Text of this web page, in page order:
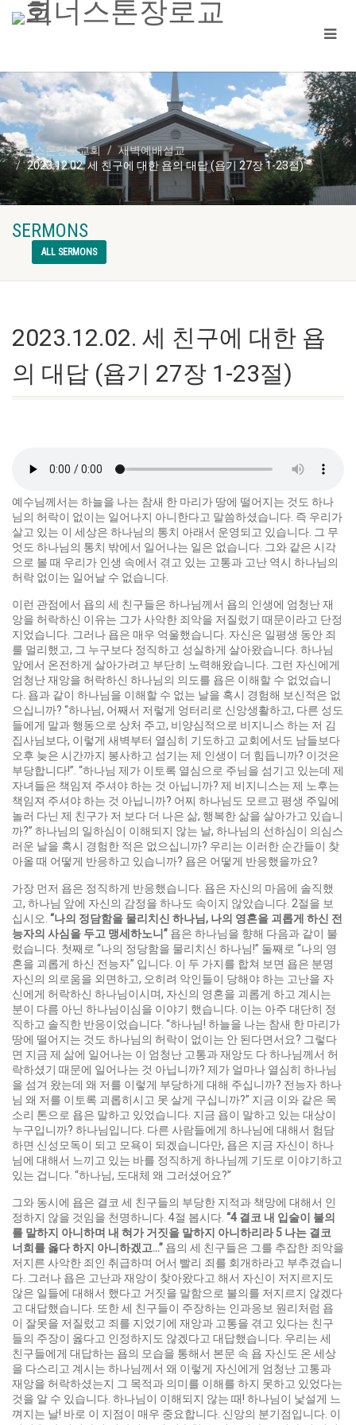
코너스톤장로교회
새벽예배설교
2023.12.02. 세 친구에 대한 욥의 대답 (욥기 27장 1-23절)
SERMONS
ALL SERMONS
2023.12.02. 세 친구에 대한 욥
의 대답 (욥기 27장 1-23절)
예수님께서는 하늘을 나는 참새 한 마리가 땅에 떨어지는 것도 하나
님의 허락이 없이는 일어나지 아니한다고 말씀하셨습니다. 즉 우리가
살고 있는 이 세상은 하나님의 통치 아래서 운영되고 있습니다. 그 무
엇도 하나님의 통치 밖에서 일어나는 일은 없습니다. 그와 같은 시각
으로 볼 때 우리가 인생 속에서 겪고 있는 고통과 고난 역시 하나님의
허락 없이는 일어날 수 없습니다.
이런 관점에서 욥의 세 친구들은 하나님께서 욥의 인생에 엄청난 재
앙을 허락하신 이유는 그가 사악한 죄악을 저질렀기 때문이라고 단정
지었습니다. 그러나 욥은 매우 억울했습니다. 자신은 일평생 동안 죄
를 멀리했고, 그 누구보다 정직하고 성실하게 살아왔습니다. 하나님
앞에서 온전하게 살아가려고 부단히 노력해왔습니다. 그런 자신에게
엄청난 재앙을 허락하신 하나님의 의도를 욥은 이해할 수 없었습니
다. 욥과 같이 하나님을 이해할 수 없는 날을 혹시 경험해 보신적은 없
으십니까? “하나님, 어째서 저렇게 엉터리로 신앙생활하고, 다른 성도
들에게 말과 행동으로 상처 주고, 비양심적으로 비지니스 하는 저 김
집사님보다, 이렇게 새벽부터 열심히 기도하고 교회에서도 남들보다
오후 늦은 시간까지 봉사하고 섬기는 제 인생이 더 힘듭니까? 이것은
부당합니다!”. “하나님 제가 이토록 열심으로 주님을 섬기고 있는데 제
자녀들은 책임져 주셔야 하는 것 아닙니까? 제 비지니스는 제 노후는
책임져 주셔야 하는 것 아닙니까? 어찌 하나님도 모르고 평생 주일에
놀러 다닌 제 친구가 저 보다 더 나은 삶, 행복한 삶을 살아가고 있습니
까?” 하나님의 일하심이 이해되지 않는 날, 하나님의 선하심이 의심스
러운 날을 혹시 경험한 적은 없으십니까? 우리는 이러한 순간들이 찾
아올 때 어떻게 반응하고 있습니까? 욥은 어떻게 반응했을까요?
가장 먼저 욥은 정직하게 반응했습니다. 욥은 자신의 마음에 솔직했
고, 하나님 앞에 자신의 감정을 하나도 속이지 않았습니다. 2절을 보
십시오. “나의 정담함을 물리치신 하나님, 나의 영혼을 괴롭게 하신 전
능자의 사심을 두고 맹세하노니 ” 욥은 하나님을 향해 다음과 같이 불
렀습니다. 첫째로 “나의 정당함을 물리치신 하나님!” 둘째로 “나의 영
혼을 괴롭게 하신 전능자” 입니다. 이 두 가지를 합쳐 보면 욥은 분명
자신의 의로움을 외면하고, 오히려 악인들이 당해야 하는 고난을 자
신에게 허락하신 하나님이시며, 자신의 영혼을 괴롭게 하고 계시는
분이 다름 아닌 하나님이심을 이야기 했습니다. 이는 아주 대단히 정
직하고 솔직한 반응이었습니다. “하나님! 하늘을 나는 참새 한 마리가
땅에 떨어지는 것도 하나님의 허락이 없이는 안 된다면서요? 그렇다
면 지금 제 삶에 일어나는 이 엄청난 고통과 재앙도 다 하나님께서 허
락하셨기 때문에 일어나는 것 아닙니까? 제가 얼마나 열심히 하나님
을 섬겨 왔는데 왜 저를 이렇게 부당하게 대해 주십니까? 전능자 하나
님 왜 저를 이토록 괴롭히시고 못 살게 구십니까?” 지금 이와 같은 목
소리 톤으로 욥은 말하고 있었습니다. 지금 욥이 말하고 있는 대상이
누구입니까? 하나님입니다. 다른 사람들에게 하나님에 대해서 험담
하면 신성모독이 되고 모욕이 되겠습니다만, 욥은 지금 자신이 하나
님에 대해서 느끼고 있는 바를 정직하게 하나님께 기도로 이야기하고
있는 겁니다. “하나님, 도대체 왜 그러셨어요?”
그와 동시에 욥은 결코 세 친구들의 부당한 지적과 책망에 대해서 인
정하지 않을 것임을 천명하니다. 4절 봅시다. “4 결코 내 입술이 불의
를 말하지 아니하며 내 혀가 거짓을 말하지 아니하리라5 나는 결코
너희를 옳다하지 아니하겠고…” 욥의 세 친구들은 그를 추잡한 죄악을
저지른 사악한 죄인 취급하며 어서 빨리 죄를 회개하라고 부추겼습니
다. 그러나 욥은 고난과 재앙이 찾아왔다고 해서 자신이 저지르지도
않은 일들에 대해서 했다고 거짓을 말함으로 불의를 저지르지 않겠다
고 대답했습니다. 또한 세 친구들이 주장하는 인과응보 원리처럼 욥
이 잘못을 저질렀고 죄를 지었기에 재앙과 고통을 겪고 있다는 친구
들의 주장이 옳다고 인정하지도 않겠다고 대답했습니다. 우리는 세
친구들에게 대답하는 욥의 모습을 통해서 본문 속 욥 자신도 온 세상
을 다스리고 계시는 하나님께서 왜 이렇게 자신에게 엄청난 고통과
재앙을 허락하셨는지 그 목적과 의미를 이해를 하지 못하고 있었다는
것을 알 수 있습니다. 하나님이 이해되지 않는 때! 하나님이 낯설게 느
껴지는 날! 바로 이 지점이 매우 중요합니다. 신앙의 분기점입니다. 이